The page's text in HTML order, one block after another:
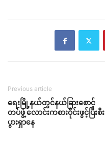
Previous article
ရေးမြို့နယ်တွင်နယ်ခြားစောင့်
တပ်ဖွဲ့ လောင်းကစားဝိုင်းဖွင့်ပြီးစီး
ပွားရှာနေ